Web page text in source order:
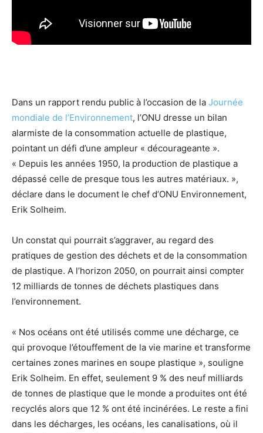
Dans un rapport rendu public à l’occasion de la Journée
mondiale de l’Environnement, l’ONU dresse un bilan
alarmiste de la consommation actuelle de plastique,
pointant un défi d’une ampleur « décourageante ».
« Depuis les années 1950, la production de plastique a
dépassé celle de presque tous les autres matériaux. »,
déclare dans le document le chef d’ONU Environnement,
Erik Solheim.
Un constat qui pourrait s’aggraver, au regard des
pratiques de gestion des déchets et de la consommation
de plastique. A l’horizon 2050, on pourrait ainsi compter
12 milliards de tonnes de déchets plastiques dans
l’environnement.
« Nos océans ont été utilisés comme une décharge, ce
qui provoque l’étouffement de la vie marine et transforme
certaines zones marines en soupe plastique », souligne
Erik Solheim. En effet, seulement 9 % des neuf milliards
de tonnes de plastique que le monde a produites ont été
recyclés alors que 12 % ont été incinérées. Le reste a fini
dans les décharges, les océans, les canalisations, où il